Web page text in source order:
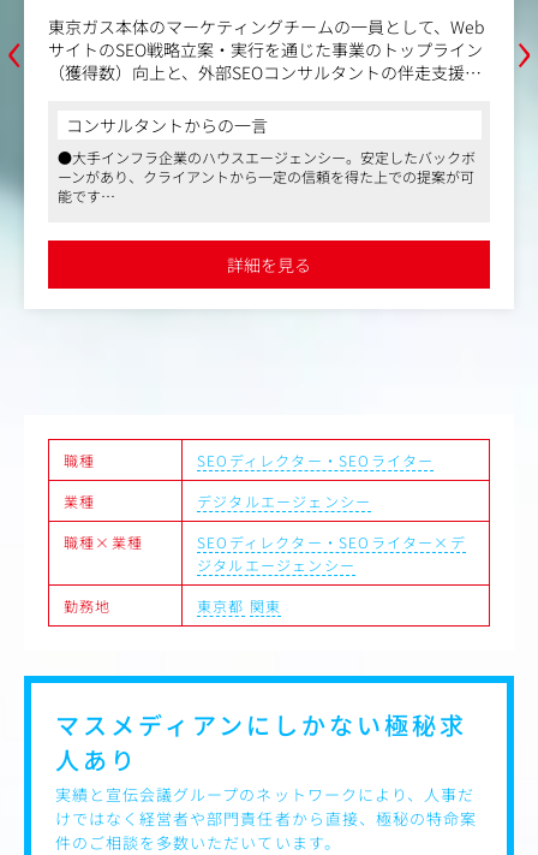
業務内容（変更の範囲）：会社の定める業務
‹て、Web
プライン
走支援を
目的とした
運用）に向
たバックボ
の提案が可
顧客とのコミュニケーションの質をより良くす
策の立案から実行におけるコンサルティングが
になります。
【主な業務内容】
・LLMO/SEO施策の戦略策定および実行支援
-サイトキーワード調査、内部／外部対策、施策
種レポート業務、改善提案 等
・CRO・UIUX改善
-サイト調査・分析～課題の抽出～デザインやサ
コンサルタントからの一言
●東証一部上場のDXを推進する大手イノベーションエ
ーです
援します
›
職種
SEOディレクター・SEOライター
業種
デジタルエージェンシー
職種×業種
SEOディレクター・SEOライター×デ
ジタルエージェンシー
勤務地
東京都 関東
マスメディアンにしかない極秘求
人あり
実績と宣伝会議グループのネットワークにより、人事だ
けではなく経営者や部門責任者から直接、極秘の特命案
件のご相談を多数いただいています。